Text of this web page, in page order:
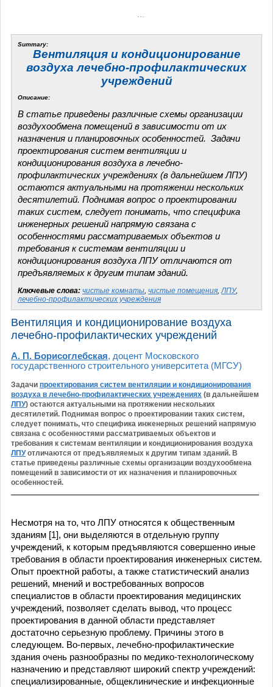
Summary:
Вентиляция и кондиционирование
воздуха лечебно-профилактических
учреждений
Описание:
В статье приведены различные схемы организации
воздухообмена помещений в зависимости от их
назначения и планировочных особенностей. Задачи
проектирования систем вентиляции и
кондиционирования воздуха в лечебно-
профилактических учреждениях (в дальнейшем ЛПУ)
остаются актуальными на протяжении нескольких
десятилетий. Поднимая вопрос о проектировании
таких систем, следует понимать, что специфика
инженерных решений напрямую связана с
особенностями рассматриваемых объектов и
требования к системам вентиляции и
кондиционирования воздуха ЛПУ отличаются от
предъявляемых к другим типам зданий.
Ключевые слова: чистые комнаты, чистые помещения,ЛПУ,
лечебно-профилактических учреждения
Вентиляция и кондиционирование воздуха
лечебно-профилактических учреждений
А. П. Борисоглебская, доцент Московского
государственного строительного университета (МГСУ)
Задачи проектирования систем вентиляции и кондиционирования
воздуха в лечебно-профилактических учреждениях (в дальнейшем
ЛПУ) остаются актуальными на протяжении нескольких
десятилетий. Поднимая вопрос о проектировании таких систем,
следует понимать, что специфика инженерных решений напрямую
связана с особенностями рассматриваемых объектов и
требования к системам вентиляции и кондиционирования воздуха
ЛПУотличаются от предъявляемых к другим типам зданий. В
статье приведены различные схемы организации воздухообмена
помещений в зависимости от их назначения и планировочных
особенностей.
Несмотря на то, что ЛПУ относятся к общественным
зданиям [1], они выделяются в отдельную группу
учреждений, к которым предъявляются совершенно иные
требования в области проектирования инженерных систем.
Опыт проектной работы, а также статистический анализ
решений, мнений и востребованных вопросов
специалистов в области проектирования медицинских
учреждений, позволяет сделать вывод, что процесс
проектирования в данной области представляет
достаточно серьезную проблему. Причины этого в
следующем. Во-первых, лечебно-профилактические
здания очень разнообразны по медико-технологическому
назначению и представляют широкий спектр учреждений:
специализированные, общеклинические и инфекционные